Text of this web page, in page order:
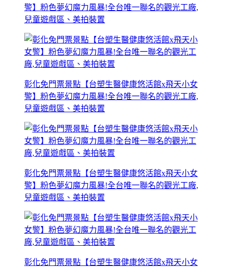
警】粉色夢幻魔力風暴!全台唯一聯名的觀光工廠,
兒童遊戲區、美拍裝置
彰化免門票景點【台塑生醫健康悠活館x飛天小女
警】粉色夢幻魔力風暴!全台唯一聯名的觀光工廠,
兒童遊戲區、美拍裝置
彰化免門票景點【台塑生醫健康悠活館x飛天小女
警】粉色夢幻魔力風暴!全台唯一聯名的觀光工廠,
兒童遊戲區、美拍裝置
彰化免門票景點【台塑生醫健康悠活館x飛天小女